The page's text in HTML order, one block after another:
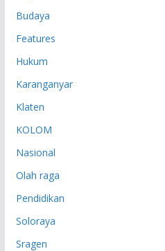
Budaya
Features
Hukum
Karanganyar
Klaten
KOLOM
Nasional
Olah raga
Pendidikan
Soloraya
Sragen